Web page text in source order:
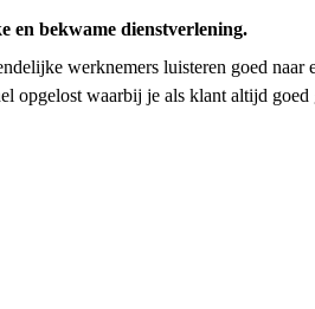
en bekwame dienstverlening.
werknemers luisteren goed naar
opgelost waarbij je als klant altijd